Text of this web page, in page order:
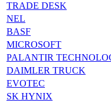
TRADE DESK
NEL
BASF
MICROSOFT
PALANTIR
DAIMLER TRUCK
EVOTEC
SK HYNIX